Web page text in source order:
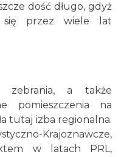
dość długo, gdyż
się przez wiele lat
zebrania, a także
pomieszczenia na
tutaj izba regionalna.
Krajoznawcze,
w latach PRL,